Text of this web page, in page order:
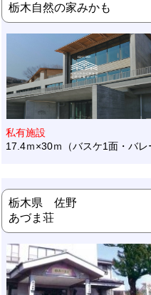
栃木自然の家みかも
私有施設
17.4ｍ×30ｍ（バスケ1面・バレ
栃木県 佐野
あづま荘